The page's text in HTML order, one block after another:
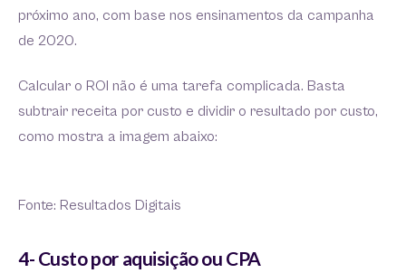
próximo ano, com base nos ensinamentos da campanha
de 2020.
Calcular o ROI não é uma tarefa complicada. Basta
subtrair receita por custo e dividir o resultado por custo,
como mostra a imagem abaixo:
Fonte: Resultados Digitais
4- Custo por aquisição ou CPA